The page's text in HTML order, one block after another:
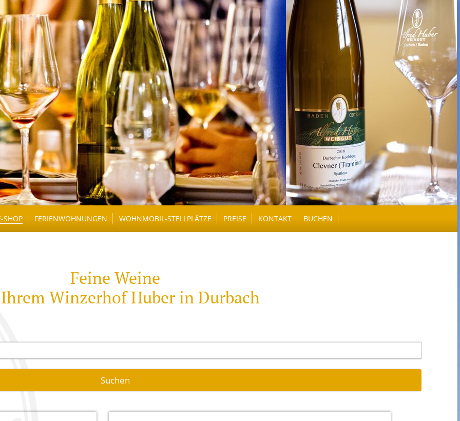
SHOP
BURGUNDER
FERIENWOHNUNGEN
KLINGELBERGER
WOHNMOBIL-STELLPLÄTZE PREISE KONTAKT BUCHEN
Feine Weine
Winzerhof Huber in Durbach